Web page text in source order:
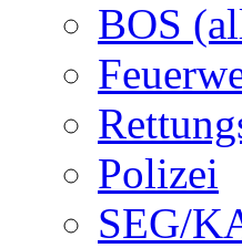
BOS
Polizei
SEG/